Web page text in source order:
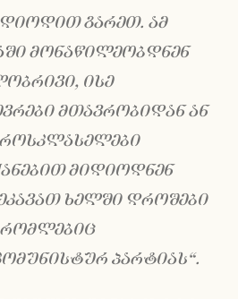
გარეთ. ამ
მონაწილეობდნენ
ისე
მთავრობიდან ან
მიდიოდნენ
ხელში დროშები
რომლებიც
პარტიას“.